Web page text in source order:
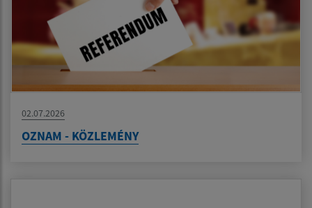
02.07.2026
OZNAM - KÖZLEMÉNY